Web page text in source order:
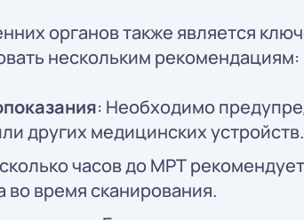
органов также является
нескольким рекомендациям:
: Необходимо
других медицинских устройств.
часов до МРТ
время сканирования.